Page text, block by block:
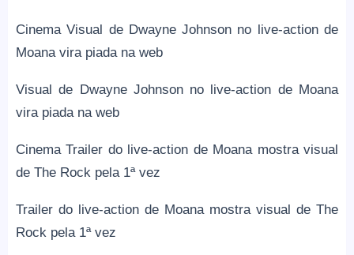
Cinema Visual de Dwayne Johnson no live-action de
Moana vira piada na web
Visual de Dwayne Johnson no live-action de Moana
vira piada na web
Cinema Trailer do live-action de Moana mostra visual
de The Rock pela 1ª vez
Trailer do live-action de Moana mostra visual de The
Rock pela 1ª vez